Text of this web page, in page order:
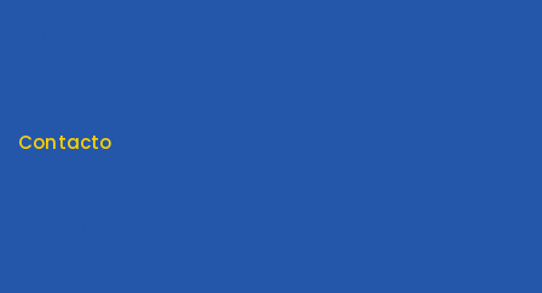
Contacto